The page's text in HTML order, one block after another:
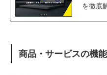
を徹底
商品・サービスの機